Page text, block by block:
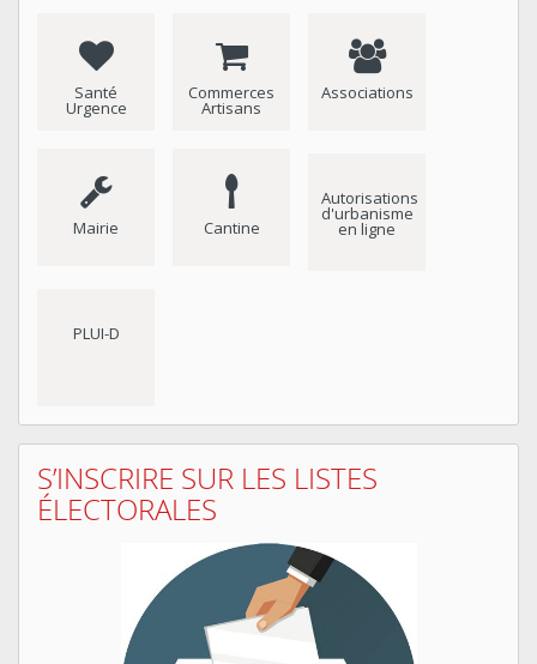
Santé
Urgence
Commerces
Artisans
Associations
Mairie Cantine
Autorisations
d'urbanisme
en ligne
PLUI-D
S’INSCRIRE SUR LES LISTES
ÉLECTORALES